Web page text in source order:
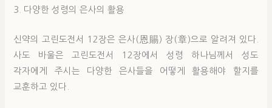
3. 다양한 성령의 은사의 활용
신약의 고린도전서 12장은 은사(恩賜) 장(章)으로 알려져 있다.
사도 바울은 고린도전서 12장에서 성령 하나님께서 성도
각자에게 주시는 다양한 은사들을 어떻게 활용해야 할지를
교훈하고 있다.